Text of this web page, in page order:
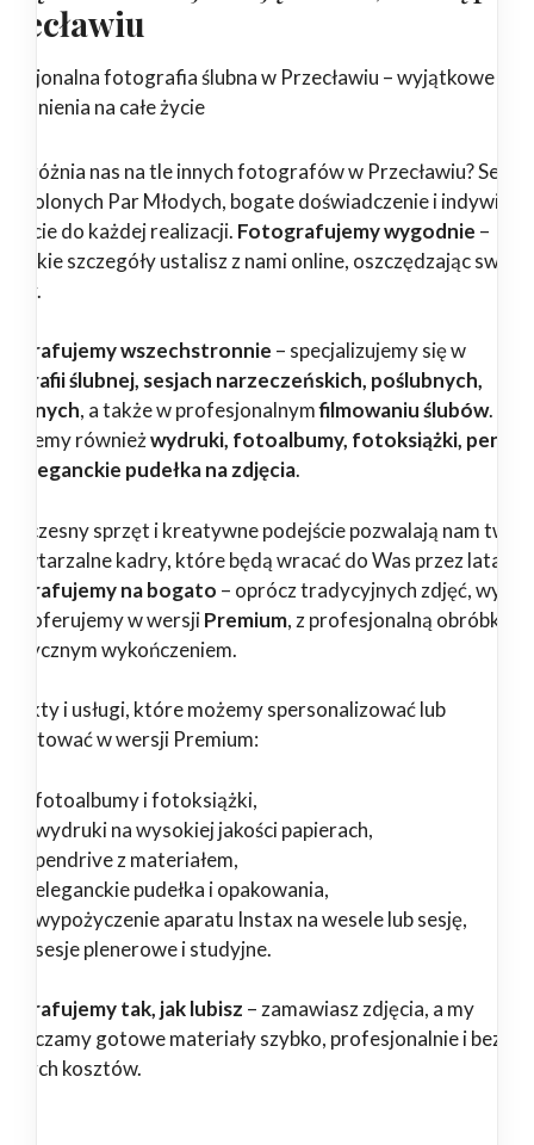
fotografia ślubna w Przecławiu – wyjątkowe
na całe życie
nas na tle innych fotografów w Przecławiu? Setki
Par Młodych, bogate doświadczenie i
do każdej realizacji. Fotografujemy wygodnie –
szczegóły ustalisz z nami online, oszczędzając swój
wszechstronnie – specjalizujemy się w
ślubnej, sesjach narzeczeńskich, poślubnych,
, a także w profesjonalnymfilmowaniu ślubów.
równieżwydruki, fotoalbumy, fotoksiążki,
eleganckie pudełka na zdjęcia.
sprzęt i kreatywne podejście pozwalają nam
kadry, które będą wracać do Was przez lata.
na bogato – oprócz tradycyjnych zdjęć,
oferujemy w wersjiPremium, z profesjonalną obróbką i
wykończeniem.
i usługi, które możemy spersonalizować lub
w wersji Premium:
fotoalbumy i fotoksiążki,
wydruki na wysokiej jakości papierach,
pendrive z materiałem,
eleganckie pudełka i opakowania,
wypożyczenie aparatu Instax na wesele lub sesję,
sesje plenerowe i studyjne.
tak, jak lubisz – zamawiasz zdjęcia, a my
gotowe materiały szybko, profesjonalnie i bez
kosztów.